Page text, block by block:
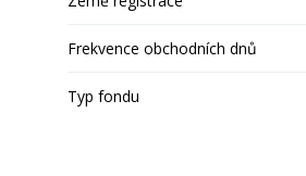
Frekvence obchodních dnů
Typ fondu